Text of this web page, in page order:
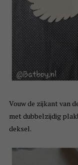
Vouw de zijkant van
met dubbelzijdig
deksel.